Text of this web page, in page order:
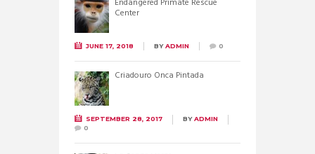
Center
JUNE 17, 2018 BYADMIN 0
Criadouro Onca Pintada
SEPTEMBER 28, 2017 BYADMIN
0